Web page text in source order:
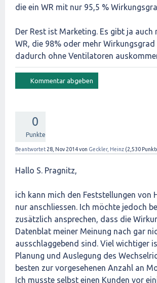
die ein WR mit nur 95,5 %
Der Rest ist Marketing. Es gibt ja auch
WR, die 98% oder mehr Wirkungsgrad
dadurch ohne Ventilatoren
0
Punkte
Beantwortet 28, Nov 2014von Geckler, Heinz (2,530
Hallo S. Pragnitz,
ich kann mich den Feststellungen von
nur anschliessen. Ich möchte jedoch
zusätzlich ansprechen, dass die
Datenblat meiner Meinung nach gar
ausschlaggebend sind. Viel wichtiger
Planung und Auslegung des
besten zur vorgesehenen Anzahl an
Ich musste selbst einen Kunden vor